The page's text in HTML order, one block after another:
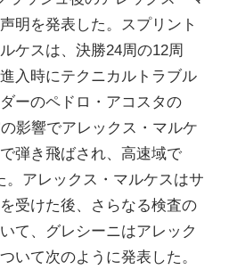
明を発表した。スプリント
ケスは、決勝24周の12周
入時にテクニカルトラブル
ーのペドロ・アコスタの
影響でアレックス・マルケ
弾き飛ばされ、高速域で
。アレックス・マルケスはサ
受けた後、さらなる検査の
て、グレシーニはアレック
いて次のように発表した。